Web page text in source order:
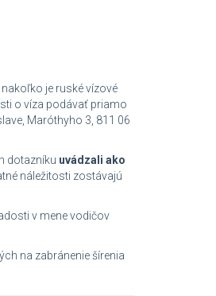
je ruské vízové
o víza podávať priamo
Maróthyho 3, 811 06
dotazníku uvádzali ako
náležitosti zostávajú
v mene vodičov
na zabránenie šírenia